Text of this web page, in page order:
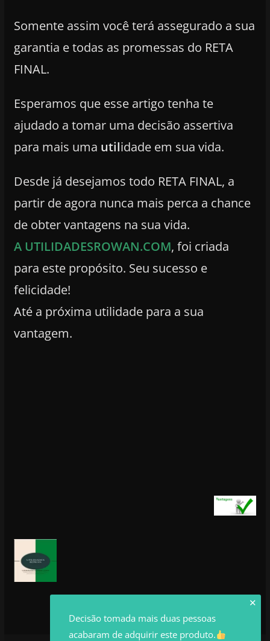
Somente assim você terá assegurado a sua
garantia e todas as promessas do RETA
FINAL.
Esperamos que esse artigo tenha te
ajudado a tomar uma decisão assertiva
para mais uma utilidade em sua vida.
Desde já desejamos todo RETA FINAL, a
partir de agora nunca mais perca a chance
de obter vantagens na sua vida.
A UTILIDADESROWAN.COM, foi criada
para este propósito. Seu sucesso e
felicidade!
Até a próxima utilidade para a sua
vantagem.
✕
Decisão tomada mais duas pessoas
acabaram de adquirir este produto.